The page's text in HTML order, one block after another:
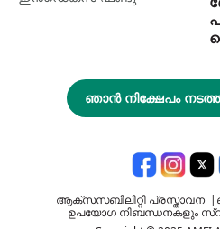
ഞാൻ നിക്ഷേപം
ആക്സസബിലിറ്റി പ്രസ്താവന |
ഉപയോഗ നിബന്ധനകളും